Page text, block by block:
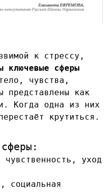
к стрессу,
ключевые сферы
чувства,
представлены как
Когда одна из них
крутиться.
уход
социальная